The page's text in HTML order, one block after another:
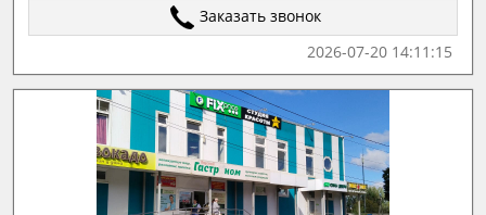
Заказать звонок
2026-07-20 14:11:15